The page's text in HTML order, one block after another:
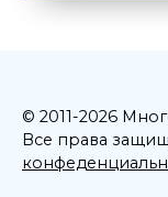
© 2011-2026
Все права